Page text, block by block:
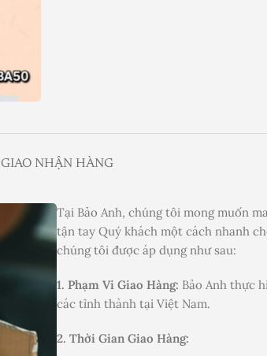
GIAO NHẬN HÀNG
Tại Bảo Anh, chúng tôi mong muốn
tận tay Quý khách một cách nhanh
chúng tôi được áp dụng như sau:
1. Phạm Vi Giao Hàng: Bảo Anh thực
các tỉnh thành tại Việt Nam.
2. Thời Gian Giao Hàng: